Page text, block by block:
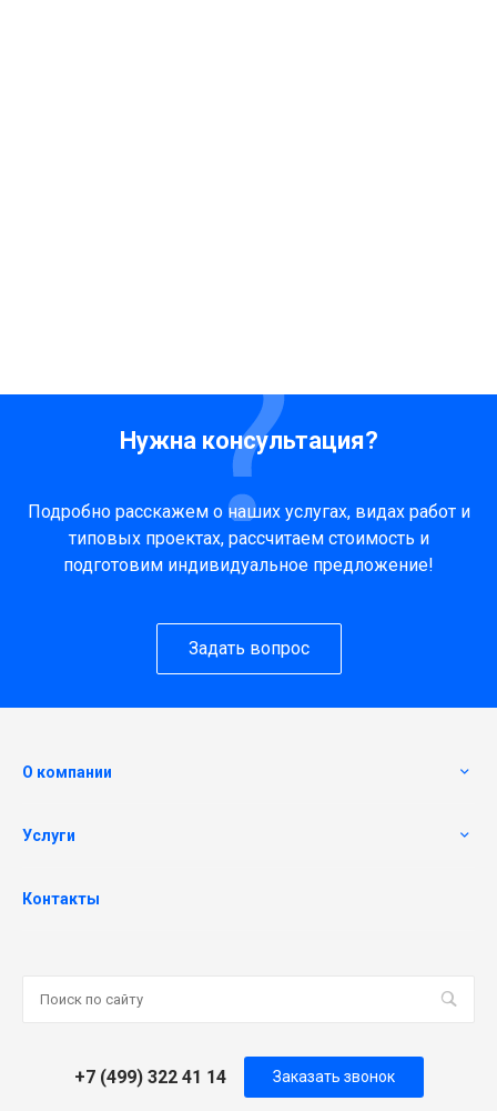
Нужна консультация?
Подробно расскажем о наших услугах, видах работ и
типовых проектах, рассчитаем стоимость и
подготовим индивидуальное предложение!
Задать вопрос
О компании
Услуги
Контакты
+7 (499) 322 41 14 Заказать звонок